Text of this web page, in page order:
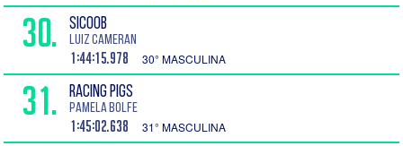
30. SICOOB
Luiz Cameran
1:44:15.978 30° MASCULINA
31. RACING PIGS
Pamela Bolfe
1:45:02.638 31° MASCULINA